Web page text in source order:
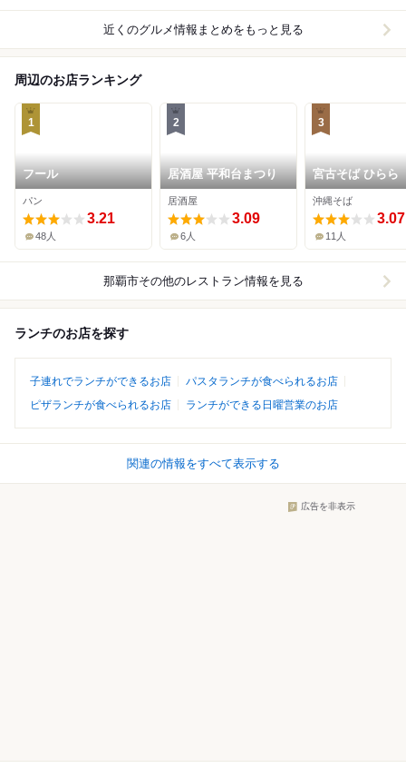
近くのグルメ情報まとめをもっと見る
周辺のお店ランキング
1
フール
パン
3.21
48人
2
居酒屋 平和台まつり
居酒屋
3.09
6人
3
宮古そば ひらら
沖縄そば
3.07
11人
那覇市その他のレストラン情報を見る
ランチのお店を探す
子連れでランチができるお店
パスタランチが食べられるお店
ピザランチが食べられるお店
ランチができる日曜営業のお店
関連の情報をすべて表示する
広告を非表示